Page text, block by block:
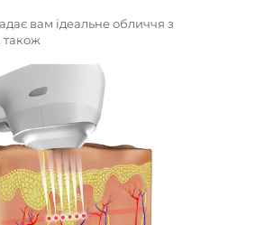
вам ідеальне обличчя з
також